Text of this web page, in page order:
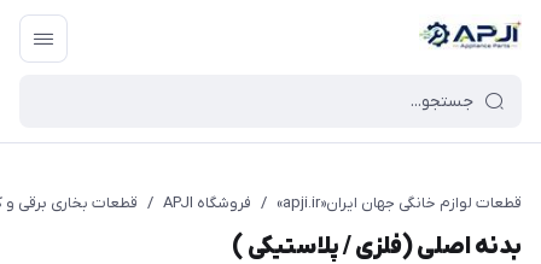
قطعات یدکی و جانبی لوازم خانگی جهان ایران
قطعات لوازم خانگی جهان ایران«apji.ir» / فروشگاه APJI / قطعات بخاری برقی
بدنه اصلی (فلزی / پلاستیکی )